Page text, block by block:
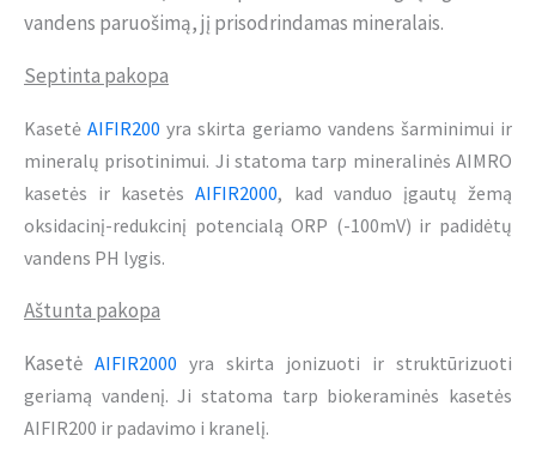
vandens paruošimą, jį prisodrindamas mineralais.
Septinta pakopa
KasetėAIFIR200 yra skirta geriamo vandens šarminimui ir
mineralų prisotinimui. Ji statoma tarp mineralinės AIMRO
kasetės ir kasetėsAIFIR2000, kad vanduo įgautų žemą
oksidacinį-redukcinį potencialą ORP (-100mV) ir padidėtų
vandens PH lygis.
Aštunta pakopa
Kasetė AIFIR2000 yra skirta jonizuoti ir struktūrizuoti
geriamą vandenį. Ji statoma tarp biokeraminės kasetės
AIFIR200 ir padavimo i kranelį.